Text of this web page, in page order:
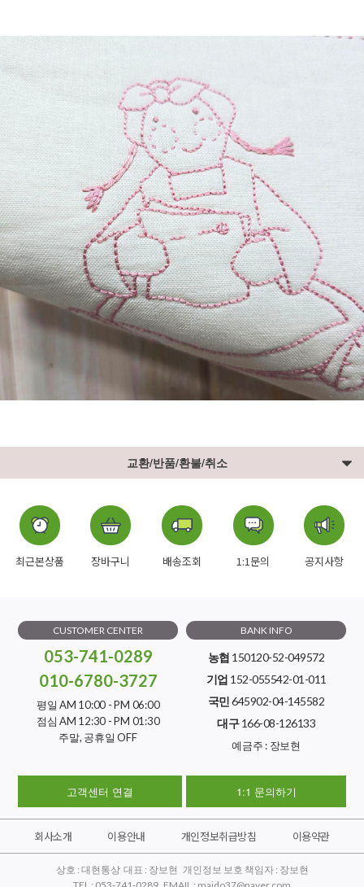
교환/반품/환불/취소
최근본상품 장바구니 배송조회 1:1문의 공지사항
CUSTOMER CENTER
053-741-0289
010-6780-3727
평일 AM 10:00 - PM 06:00
점심 AM 12:30 - PM 01:30
주말, 공휴일 OFF
BANK INFO
농협 150120-52-049572
기업 152-055542-01-011
국민645902-04-145582
대구166-08-126133
예금주 : 장보현
고객센터 연결 1:1 문의하기
회사소개 이용안내 개인정보취급방침 이용약관
상호 : 대현통상 대표 : 장보현 개인정보 보호 책임자 : 장보현